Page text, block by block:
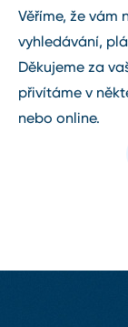
Věříme, že vám
vyhledávání,
Děkujeme za
přivítáme v
nebo online.